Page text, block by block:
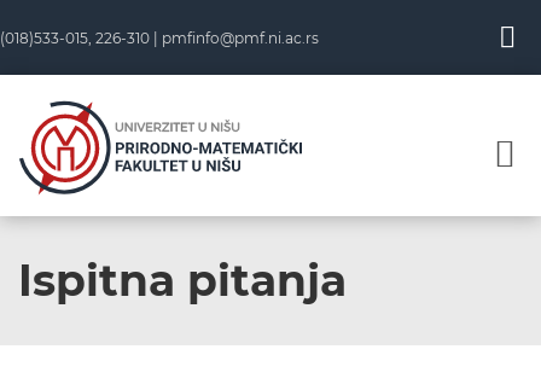
to
content
(018)533-015, 226-310 | pmfinfo@pmf.ni.ac.rs
Ispitna pitanja